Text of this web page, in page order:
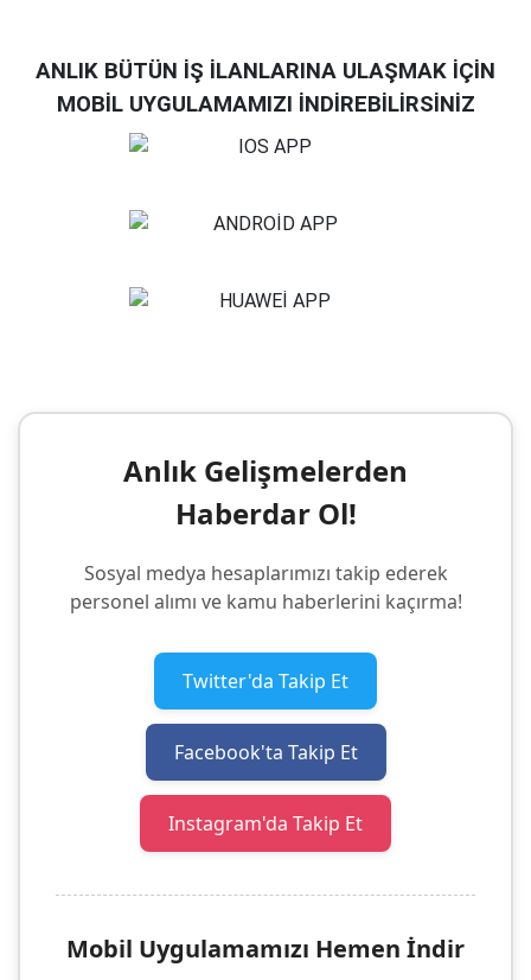
ANLIK BÜTÜN İŞ İLANLARINA ULAŞMAK İÇİN
MOBİL UYGULAMAMIZI İNDİREBİLİRSİNİZ
Anlık Gelişmelerden
Haberdar Ol!
Sosyal medya hesaplarımızı takip ederek
personel alımı ve kamu haberlerini kaçırma!
Twitter'da Takip Et
Facebook'ta Takip Et
Instagram'da Takip Et
Mobil Uygulamamızı Hemen İndir